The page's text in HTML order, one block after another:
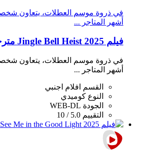
في ذروة موسم العطلات، يتعاون
أشهر المتاجر ...
فيلم Jingle Bell Heist 2025 مترجم HD
في ذروة موسم العطلات، يتعاون
أشهر المتاجر ...
القسم
افلام اجنبي
النوع كوميدي
الجودة WEB-DL
التقييم 5.0 / 10